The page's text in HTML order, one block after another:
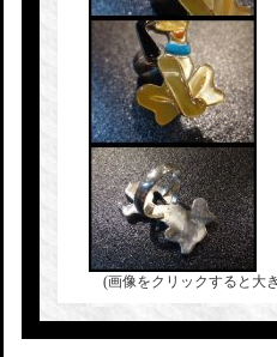
(画像をクリックすると大